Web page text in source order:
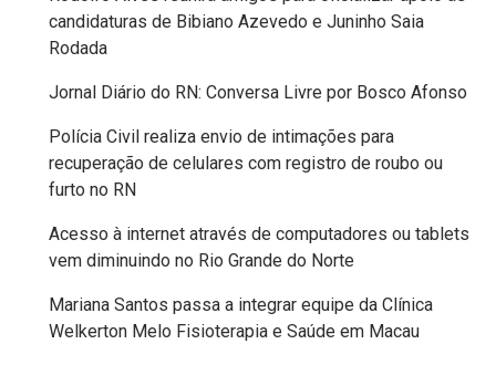
EMPREENDIMENTO
ENTREVISTA
ESPORTE
EVENTOS
FAKE
NEWS
candidaturas de Bibiano Azevedo e Juninho Saia
Rodada
Jornal Diário do RN: Conversa Livre por Bosco Afonso
Polícia Civil realiza envio de intimações para
recuperação de celulares com registro de roubo ou
furto no RN
Acesso à internet através de computadores ou tablets
vem diminuindo no Rio Grande do Norte
Mariana Santos passa a integrar equipe da Clínica
Welkerton Melo Fisioterapia e Saúde em Macau